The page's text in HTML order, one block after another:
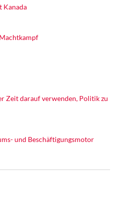
Kanada
Zeit darauf verwenden, Politik zu
und Beschäftigungsmotor